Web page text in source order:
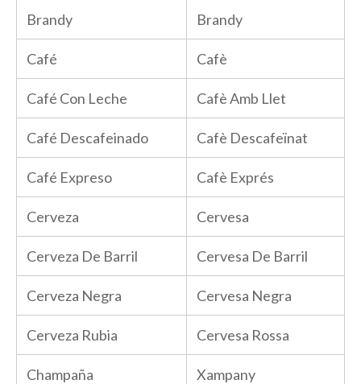
Brandy Brandy
Café Cafè
Café Con Leche Cafè Amb Llet
Café Descafeinado Cafè Descafeïnat
Café Expreso Cafè Exprés
Cerveza Cervesa
Cerveza De Barril Cervesa De Barril
Cerveza Negra Cervesa Negra
Cerveza Rubia Cervesa Rossa
Champaña Xampany